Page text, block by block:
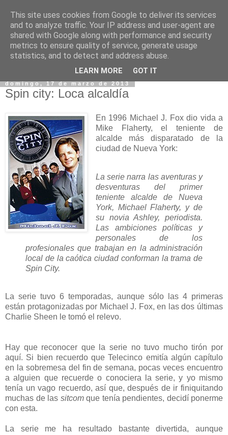
domingo, 17 de marzo de 2013
Spin city: Loca alcaldía
En 1996 Michael J. Fox dio vida a
Mike Flaherty, el teniente de
alcalde más disparatado de la
ciudad de Nueva York:
La serie narra las aventuras y
desventuras del primer
teniente alcalde de Nueva
York, Michael Flaherty, y de
su novia Ashley, periodista.
Las ambiciones políticas y
personales de los
profesionales que trabajan en la administración
local de la caótica ciudad conforman la trama de
Spin City.
La serie tuvo 6 temporadas, aunque sólo las 4 primeras
están protagonizadas por Michael J. Fox, en las dos últimas
Charlie Sheen le tomó el relevo.
Hay que reconocer que la serie no tuvo mucho tirón por
aquí. Si bien recuerdo que Telecinco emitía algún capítulo
en la sobremesa del fin de semana, pocas veces encuentro
a alguien que recuerde o conociera la serie, y yo mismo
tenía un vago recuerdo, así que, después de ir finiquitando
muchas de las sitcomque tenía pendientes, decidí ponerme
con esta.
La serie me ha resultado bastante divertida, aunque
This site uses cookies from Google to deliver its services
and to analyze traffic. Your IP address and user-agent are
shared with Google along with performance and security
metrics to ensure quality of service, generate usage
statistics, and to detect and address abuse.
LEARN MORE GOT IT